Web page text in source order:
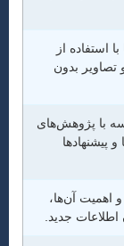
استفاده از
تصاویر بدون
با پژوهش‌های
پیشنهادها
اهمیت آن‌ها،
جدید.